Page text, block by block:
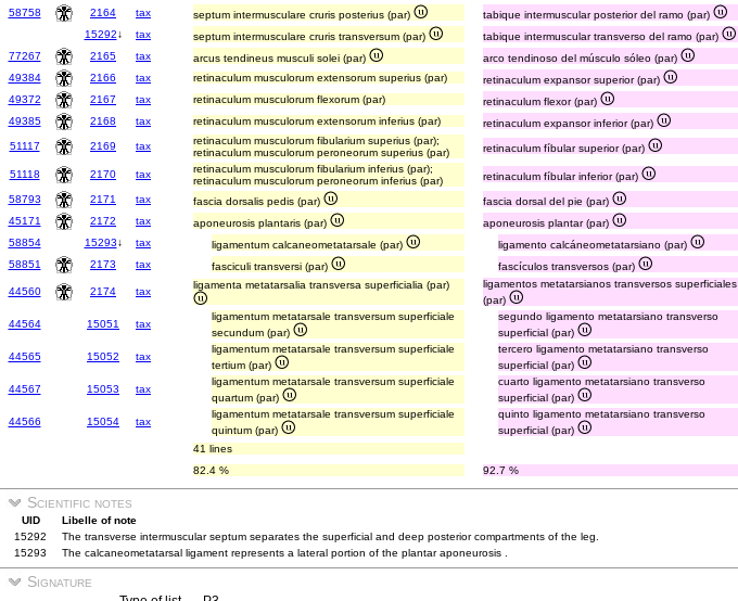
58758
2164 tax septum intermusculare cruris posterius (par)
tabique intermuscular posterior del ramo (par)
15292↓ tax septum intermusculare cruris transversum (par)
tabique intermuscular transverso del ramo (par)
77267
2165 tax arcus tendineus musculi solei (par)
arco tendinoso del músculo sóleo (par)
49384
2166 tax retinaculum musculorum extensorum superius (par)
retinaculum expansor superior (par)
49372
2167 tax retinaculum musculorum flexorum (par)
retinaculum flexor (par)
49385
2168 tax retinaculum musculorum extensorum inferius (par)
retinaculum expansor inferior (par)
51117
2169 tax
retinaculum musculorum fibularium superius (par);
retinaculum musculorum peroneorum superius (par)
retinaculum fíbular superior (par)
51118 2170 tax
retinaculum musculorum fibularium inferius (par);
retinaculum musculorum peroneorum inferius (par)
retinaculum fíbular inferior (par)
58793
2171 tax fascia dorsalis pedis (par)
fascia dorsal del pie (par)
45171
2172 tax aponeurosis plantaris (par)
aponeurosis plantar (par)
58854
15293↓ tax ligamentum calcaneometatarsale (par)
ligamento calcáneometatarsiano (par)
58851
2173 tax fasciculi transversi (par) fascículos transversos (par)
44560 2174 tax
ligamenta metatarsalia transversa superficialia (par)
ligamentos metatarsianos transversos superficiales
(par)
44564
15051 tax
ligamentum metatarsale transversum superficiale
secundum (par)
segundo ligamento metatarsiano transverso
superficial (par)
44565
15052 tax
ligamentum metatarsale transversum superficiale
tertium (par)
tercero ligamento metatarsiano transverso
superficial (par)
44567
15053 tax
ligamentum metatarsale transversum superficiale
quartum (par)
cuarto ligamento metatarsiano transverso
superficial (par)
44566
15054 tax
ligamentum metatarsale transversum superficiale
quintum (par)
quinto ligamento metatarsiano transverso
superficial (par)
41 lines
82.4 %
92.7 %
Scientific notes
UID
Libelle of note
15292
The transverse intermuscular septum separates the superficial and deep posterior compartments of the leg.
15293
The calcaneometatarsal ligament represents a lateral portion of the plantar aponeurosis .
Signature